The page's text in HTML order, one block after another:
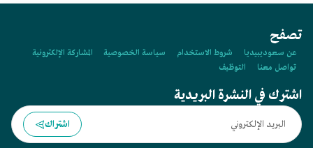
تصفح
عن سعوديبيديا شروط الاستخدام سياسة الخصوصية
المشاركة الإلكترونية
تواصل معنا
التوظيف
اشترك في النشرة البريدية
اشتراك